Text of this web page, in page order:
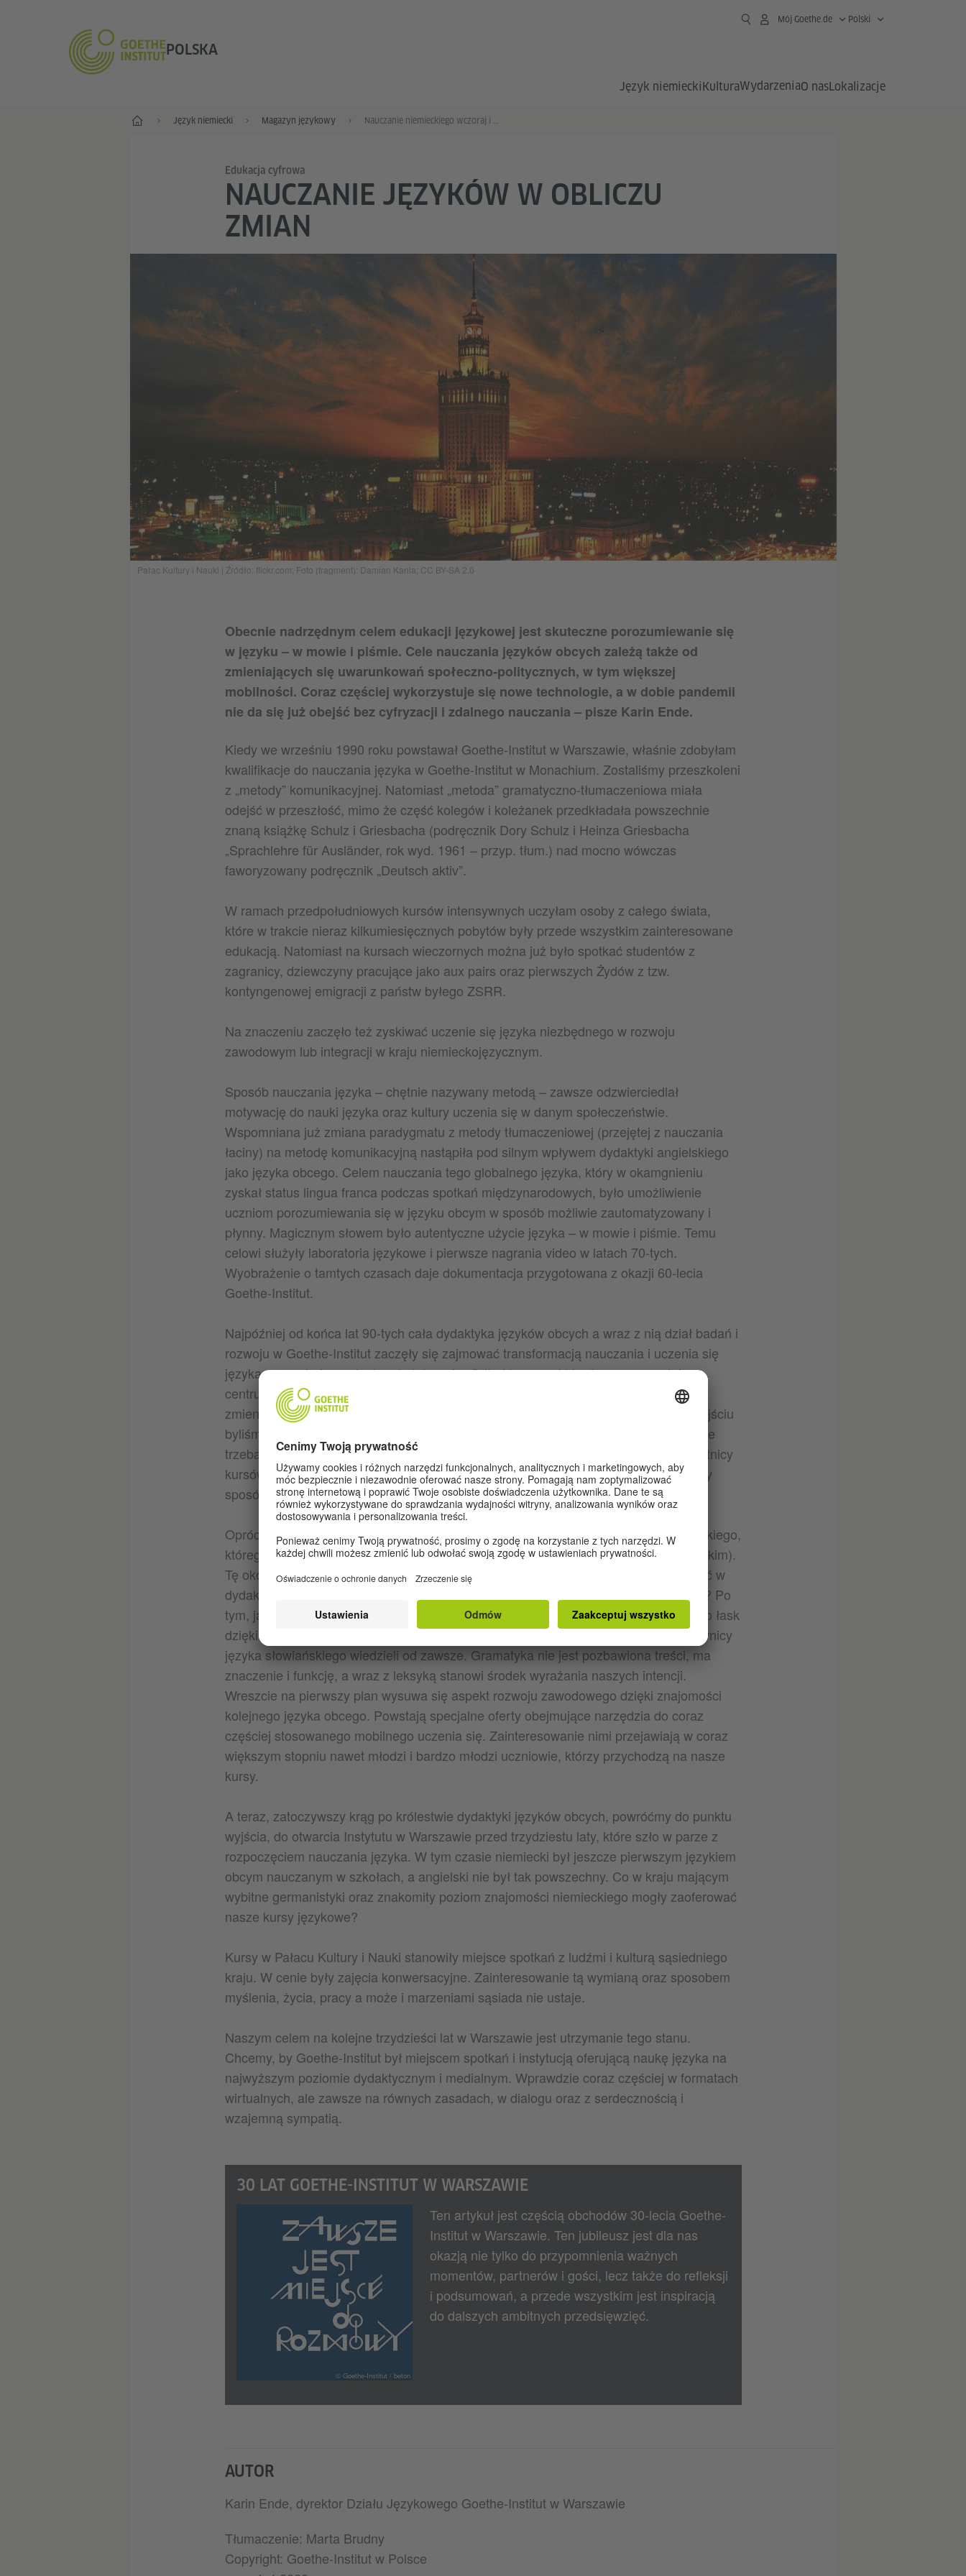
POLSKA
Mój Goethe.de Polski
Język niemieckiKulturaWydarzeniaO nasLokalizacje
Start Język niemiecki Magazyn językowy Nauczanie niemieckiego wczoraj i dziś
Edukacja cyfrowa
NAUCZANIE JĘZYKÓW W OBLICZU
ZMIAN
Pałac Kultury i Nauki | Źródło: flickr.com; Foto (fragment): Damian Kania; CC BY-SA 2.0
Obecnie nadrzędnym celem edukacji językowej jest skuteczne porozumiewanie się
w języku – w mowie i piśmie. Cele nauczania języków obcych zależą także od
zmieniających się uwarunkowań społeczno-politycznych, w tym większej
mobilności. Coraz częściej wykorzystuje się nowe technologie, a w dobie pandemii
nie da się już obejść bez cyfryzacji i zdalnego nauczania – pisze Karin Ende.
Kiedy we wrześniu 1990 roku powstawał Goethe-Institut w Warszawie, właśnie zdobyłam
kwalifikacje do nauczania języka w Goethe-Institut w Monachium. Zostaliśmy przeszkoleni
z „metody” komunikacyjnej. Natomiast „metoda” gramatyczno-tłumaczeniowa miała
odejść w przeszłość, mimo że część kolegów i koleżanek przedkładała powszechnie
znaną książkę Schulz i Griesbacha (podręcznik Dory Schulz i Heinza Griesbacha
„Sprachlehre für Ausländer, rok wyd. 1961 – przyp. tłum.) nad mocno wówczas
faworyzowany podręcznik „Deutsch aktiv”.
W ramach przedpołudniowych kursów intensywnych uczyłam osoby z całego świata,
które w trakcie nieraz kilkumiesięcznych pobytów były przede wszystkim zainteresowane
edukacją. Natomiast na kursach wieczornych można już było spotkać studentów z
zagranicy, dziewczyny pracujące jako aux pairs oraz pierwszych Żydów z tzw.
kontyngenowej emigracji z państw byłego ZSRR.
Na znaczeniu zaczęło też zyskiwać uczenie się języka niezbędnego w rozwoju
zawodowym lub integracji w kraju niemieckojęzycznym.
Sposób nauczania języka – chętnie nazywany metodą – zawsze odzwierciedlał
motywację do nauki języka oraz kultury uczenia się w danym społeczeństwie.
Wspomniana już zmiana paradygmatu z metody tłumaczeniowej (przejętej z nauczania
łaciny) na metodę komunikacyjną nastąpiła pod silnym wpływem dydaktyki angielskiego
jako języka obcego. Celem nauczania tego globalnego języka, który w okamgnieniu
zyskał status lingua franca podczas spotkań międzynarodowych, było umożliwienie
uczniom porozumiewania się w języku obcym w sposób możliwie zautomatyzowany i
płynny. Magicznym słowem było autentyczne użycie języka – w mowie i piśmie. Temu
celowi służyły laboratoria językowe i pierwsze nagrania video w latach 70-tych.
Wyobrażenie o tamtych czasach daje dokumentacja przygotowana z okazji 60-lecia
Goethe-Institut.
Najpóźniej od końca lat 90-tych cała dydaktyka języków obcych a wraz z nią dział badań i
rozwoju w Goethe-Institut zaczęły się zajmować transformacją nauczania i uczenia się
języka ze względu na dostęp do Internetu. Odtąd ten aspekt badawczy pozostaje w
centrum zainteresowań Instytutu, ponieważ dydaktyka musi się dostosowywać do
zmieniających się okoliczności, a jednocześnie je przewidywać. Dzięki takiemu podejściu
byliśmy dobrze przygotowani, kiedy w marcu tego roku z dnia na dzień lekcje w klasie
trzeba było zastąpić lekcjami wirtualnymi czy kursami zdalnymi. Nauczyciele i uczestnicy
kursów Goethe-Institut w Warszawie przeprowadzili tę transformację w spektakularny
sposób.
Oprócz aspektów digitalizacji lekcji i ofert nauki języka zajmuje nas sytuacja niemieckiego,
którego w Polsce coraz częściej naucza się jako drugiego języka obcego (po angielskim).
Tę okoliczność – zresztą zgodną z trendem światowym – można i trzeba wykorzystać w
dydaktyce, tym bardziej że oba języki są ze sobą blisko spokrewnione. A gramatyka? Po
tym, jak w latach 90-tych została niemal zupełnie odrzucona, obecnie znów wraca do łask
dzięki koncepcji tzw. podejścia kognitywnego w lingwistyce. Mowa o tym, co użytkownicy
języka słowiańskiego wiedzieli od zawsze. Gramatyka nie jest pozbawiona treści, ma
znaczenie i funkcję, a wraz z leksyką stanowi środek wyrażania naszych intencji.
Wreszcie na pierwszy plan wysuwa się aspekt rozwoju zawodowego dzięki znajomości
kolejnego języka obcego. Powstają specjalne oferty obejmujące narzędzia do coraz
częściej stosowanego mobilnego uczenia się. Zainteresowanie nimi przejawiają w coraz
większym stopniu nawet młodzi i bardzo młodzi uczniowie, którzy przychodzą na nasze
kursy.
A teraz, zatoczywszy krąg po królestwie dydaktyki języków obcych, powróćmy do punktu
wyjścia, do otwarcia Instytutu w Warszawie przed trzydziestu laty, które szło w parze z
rozpoczęciem nauczania języka. W tym czasie niemiecki był jeszcze pierwszym językiem
obcym nauczanym w szkołach, a angielski nie był tak powszechny. Co w kraju mającym
wybitne germanistyki oraz znakomity poziom znajomości niemieckiego mogły zaoferować
nasze kursy językowe?
Kursy w Pałacu Kultury i Nauki stanowiły miejsce spotkań z ludźmi i kulturą sąsiedniego
kraju. W cenie były zajęcia konwersacyjne. Zainteresowanie tą wymianą oraz sposobem
myślenia, życia, pracy a może i marzeniami sąsiada nie ustaje.
Naszym celem na kolejne trzydzieści lat w Warszawie jest utrzymanie tego stanu.
Chcemy, by Goethe-Institut był miejscem spotkań i instytucją oferującą naukę języka na
najwyższym poziomie dydaktycznym i medialnym. Wprawdzie coraz częściej w formatach
wirtualnych, ale zawsze na równych zasadach, w dialogu oraz z serdecznością i
wzajemną sympatią.
30 LAT GOETHE-INSTITUT W WARSZAWIE
© Goethe-Institut / beton
Ten artykuł jest częścią obchodów 30-lecia Goethe-
Institut w Warszawie. Ten jubileusz jest dla nas
okazją nie tylko do przypomnienia ważnych
momentów, partnerów i gości, lecz także do refleksji
i podsumowań, a przede wszystkim jest inspiracją
do dalszych ambitnych przedsięwzięć.
AUTOR
Karin Ende, dyrektor Działu Językowego Goethe-Institut w Warszawie
Tłumaczenie: Marta Brudny
Copyright: Goethe-Institut w Polsce